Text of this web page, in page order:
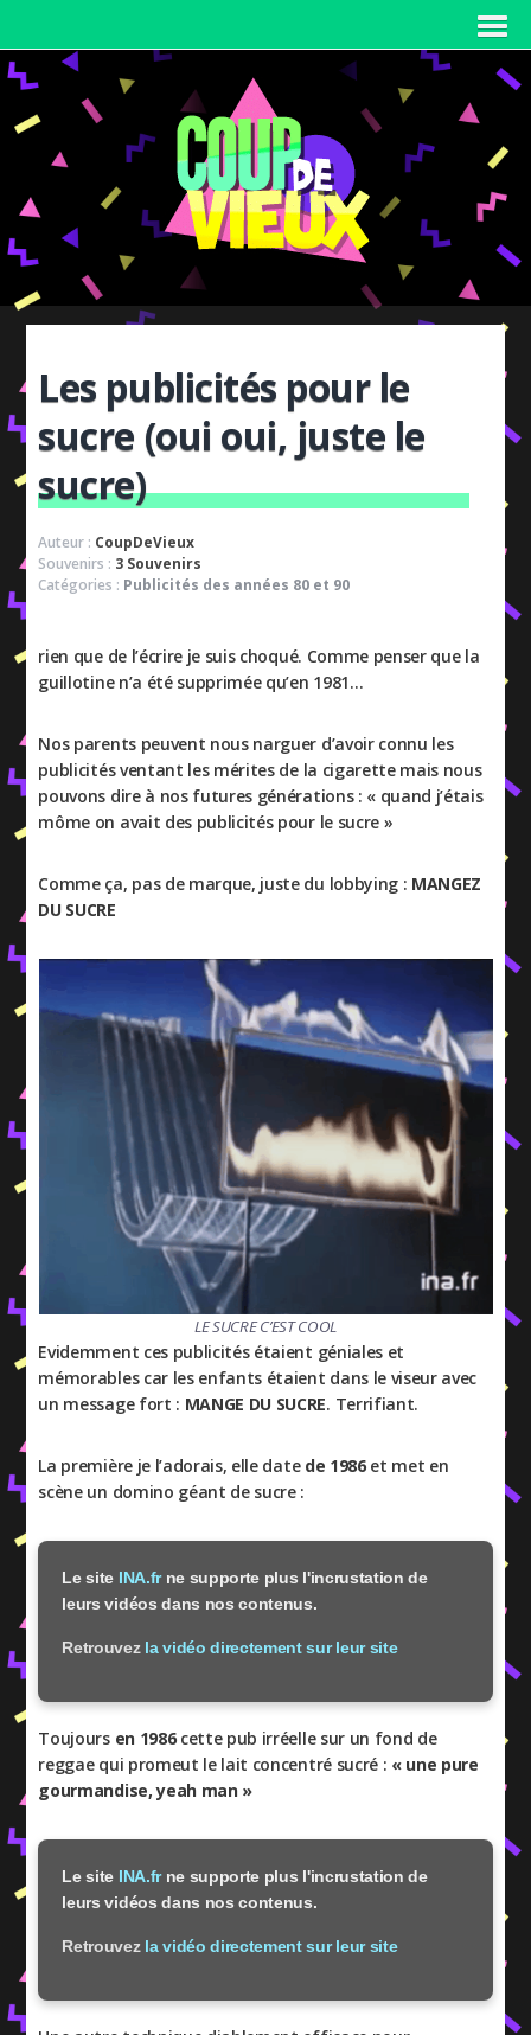
Les publicités pour le
sucre (oui oui, juste le
sucre)
Auteur : CoupDeVieux
Souvenirs : 3 Souvenirs
Catégories : Publicités des années 80 et 90
rien que de l’écrire je suis choqué. Comme penser que la
guillotine n’a été supprimée qu’en 1981…
Nos parents peuvent nous narguer d’avoir connu les
publicités ventant les mérites de la cigarette mais nous
pouvons dire à nos futures générations : « quand j’étais
môme on avait des publicités pour le sucre »
Comme ça, pas de marque, juste du lobbying : MANGEZ
DU SUCRE
LE SUCRE C’EST COOL
Evidemment ces publicités étaient géniales et
mémorables car les enfants étaient dans le viseur avec
un message fort : MANGE DU SUCRE. Terrifiant.
La première je l’adorais, elle date de 1986et met en
scène un domino géant de sucre :
Le site INA.frne supporte plus l'incrustation de
leurs vidéos dans nos contenus.
Retrouvez la vidéo directement sur leur site
Toujours en 1986cette pub irréelle sur un fond de
reggae qui promeut le lait concentré sucré : « une pure
gourmandise, yeah man »
Le site INA.frne supporte plus l'incrustation de
leurs vidéos dans nos contenus.
Retrouvez la vidéo directement sur leur site